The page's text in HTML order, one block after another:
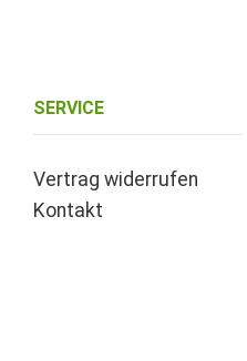
SERVICE
Vertrag widerrufen
Kontakt